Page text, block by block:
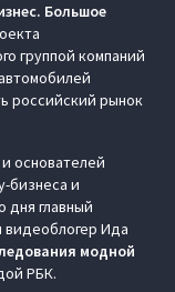
Большое
группой компаний
российский рынок
основателей
бизнеса и
главный
видеоблогер Ида
модной
РБК.